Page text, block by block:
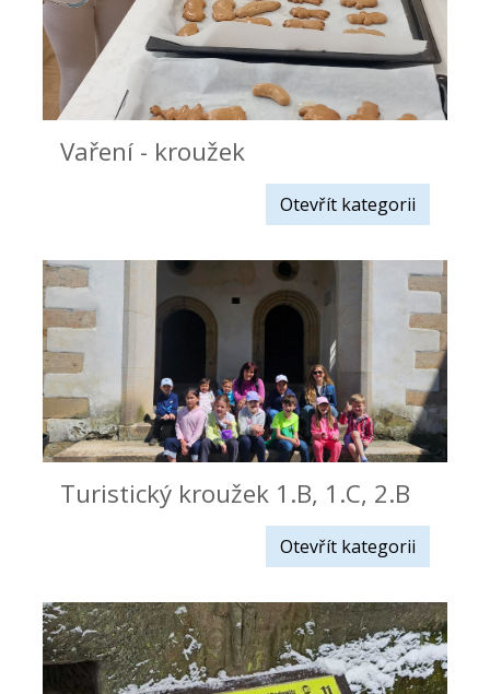
Vaření - kroužek
Otevřít kategorii
Turistický kroužek 1.B, 1.C, 2.B
Otevřít kategorii